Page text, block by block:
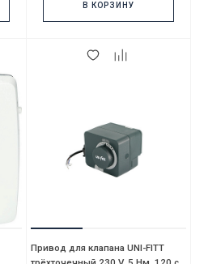
В КОРЗИНУ
Привод для клапана UNI-FITT